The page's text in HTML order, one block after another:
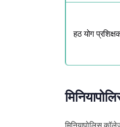
हठ योग